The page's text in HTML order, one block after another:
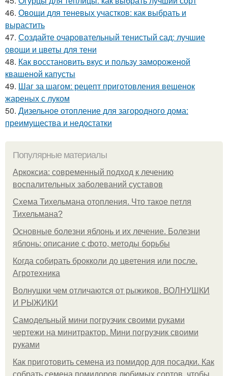
46. Овощи для теневых участков: как выбрать и
вырастить
47. Создайте очаровательный тенистый сад: лучшие
овощи и цветы для тени
48. Как восстановить вкус и пользу замороженой
квашеной капусты
49. Шаг за шагом: рецепт приготовления вешенок
жареных с луком
50. Дизельное отопление для загородного дома:
преимущества и недостатки
Популярные материалы
Аркоксиа: современный подход к лечению
воспалительных заболеваний суставов
Схема Тихельмана отопления. Что такое петля
Тихельмана?
Основные болезни яблонь и их лечение. Болезни
яблонь: описание с фото, методы борьбы
Когда собирать брокколи до цветения или после.
Агротехника
Волнушки чем отличаются от рыжиков. ВОЛНУШКИ
И РЫЖИКИ
Самодельный мини погрузчик своими руками
чертежи на минитрактор. Мини погрузчик своими
руками
Как приготовить семена из помидор для посадки. Как